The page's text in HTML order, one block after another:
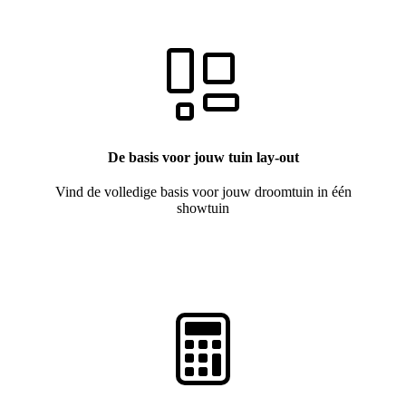
De basis voor jouw tuin lay-out
Vind de volledige basis voor jouw droomtuin in één
showtuin